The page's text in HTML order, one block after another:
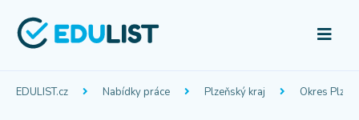
EDULIST.cz Nabídky práce Plzeňský kraj Okres